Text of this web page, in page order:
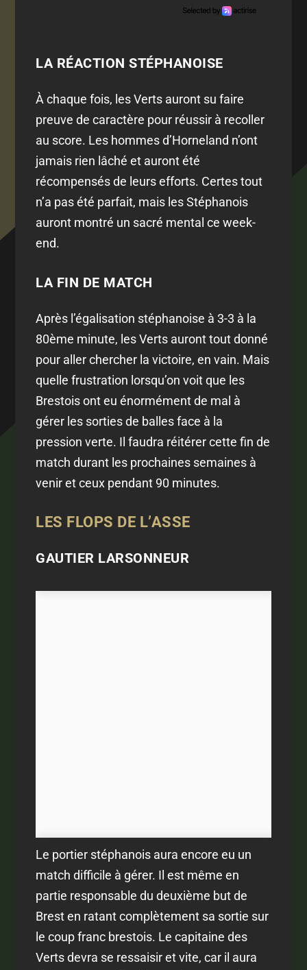
LA RÉACTION STÉPHANOISE
À chaque fois, les Verts auront su faire
preuve de caractère pour réussir à recoller
au score. Les hommes d’Horneland n’ont
jamais rien lâché et auront été
récompensés de leurs efforts. Certes tout
n’a pas été parfait, mais les Stéphanois
auront montré un sacré mental ce week-
end.
LA FIN DE MATCH
Après l’égalisation stéphanoise à 3-3 à la
80ème minute, les Verts auront tout donné
pour aller chercher la victoire, en vain. Mais
quelle frustration lorsqu’on voit que les
Brestois ont eu énormément de mal à
gérer les sorties de balles face à la
pression verte. Il faudra réitérer cette fin de
match durant les prochaines semaines à
venir et ceux pendant 90 minutes.
LES FLOPS DE L’ASSE
GAUTIER LARSONNEUR
Le portier stéphanois aura encore eu un
match difficile à gérer. Il est même en
partie responsable du deuxième but de
Brest en ratant complètement sa sortie sur
le coup franc brestois. Le capitaine des
Verts devra se ressaisir et vite, car il aura